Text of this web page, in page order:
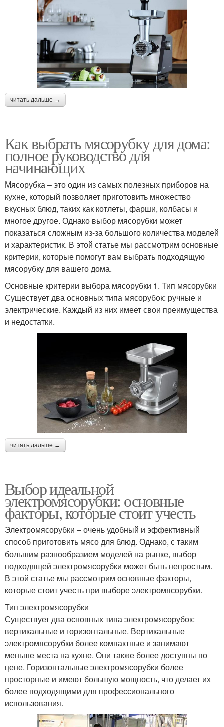
читать дальше →
Как выбрать мясорубку для дома:
полное руководство для
начинающих
Мясорубка – это один из самых полезных приборов на
кухне, который позволяет приготовить множество
вкусных блюд, таких как котлеты, фарши, колбасы и
многое другое. Однако выбор мясорубки может
показаться сложным из-за большого количества моделей
и характеристик. В этой статье мы рассмотрим основные
критерии, которые помогут вам выбрать подходящую
мясорубку для вашего дома.
Основные критерии выбора мясорубки 1. Тип мясорубки
Существует два основных типа мясорубок: ручные и
электрические. Каждый из них имеет свои преимущества
и недостатки.
читать дальше →
Выбор идеальной
электромясорубки: основные
факторы, которые стоит учесть
Электромясорубки – очень удобный и эффективный
способ приготовить мясо для блюд. Однако, с таким
большим разнообразием моделей на рынке, выбор
подходящей электромясорубки может быть непростым.
В этой статье мы рассмотрим основные факторы,
которые стоит учесть при выборе электромясорубки.
Тип электромясорубки
Существует два основных типа электромясорубок:
вертикальные и горизонтальные. Вертикальные
электромясорубки более компактные и занимают
меньше места на кухне. Они также более доступны по
цене. Горизонтальные электромясорубки более
просторные и имеют большую мощность, что делает их
более подходящими для профессионального
использования.